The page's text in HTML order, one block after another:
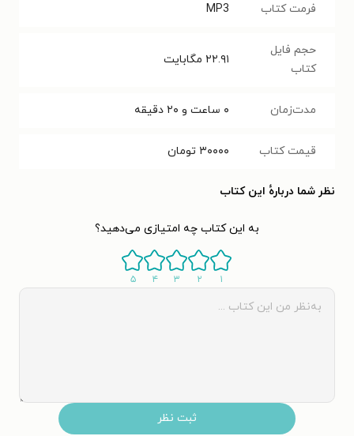
فرمت کتاب MP3
حجم فایل
کتاب
۲۲.۹۱ مگابایت
مدت‌زمان ۰ ساعت و ۲۰ دقیقه
قیمت کتاب ۳۰۰۰۰ تومان
نظر شما دربارهٔ این کتاب
به این کتاب چه امتیازی می‌دهید؟
۱ ۲ ۳ ۴ ۵
ثبت نظر